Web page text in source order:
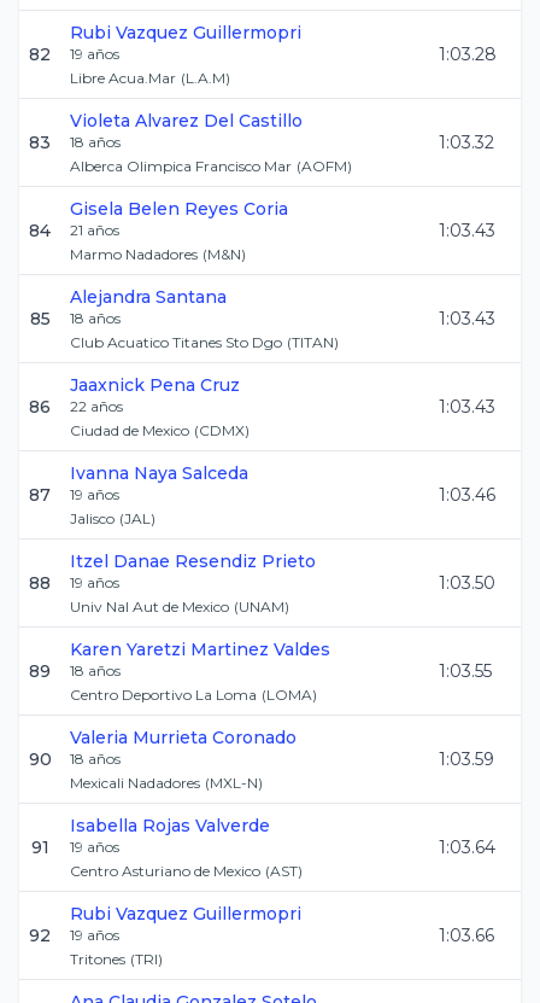
82
Rubi Vazquez Guillermopri
19 años
Libre Acua.Mar (L.A.M)
1:03.28
83
Violeta Alvarez Del Castillo
18 años
Alberca Olimpica Francisco Mar (AOFM)
1:03.32
84
Gisela Belen Reyes Coria
21 años
Marmo Nadadores (M&N)
1:03.43
85
Alejandra Santana
18 años
Club Acuatico Titanes Sto Dgo (TITAN)
1:03.43
86
Jaaxnick Pena Cruz
22 años
Ciudad de Mexico (CDMX)
1:03.43
87
Ivanna Naya Salceda
19 años
Jalisco (JAL)
1:03.46
88
Itzel Danae Resendiz Prieto
19 años
Univ Nal Aut de Mexico (UNAM)
1:03.50
89
Karen Yaretzi Martinez Valdes
18 años
Centro Deportivo La Loma (LOMA)
1:03.55
90
Valeria Murrieta Coronado
18 años
Mexicali Nadadores (MXL-N)
1:03.59
91
Isabella Rojas Valverde
19 años
Centro Asturiano de Mexico (AST)
1:03.64
92
Rubi Vazquez Guillermopri
19 años
Tritones (TRI)
1:03.66